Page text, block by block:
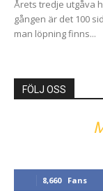
Årets tredje utgåva
gången är det 100
man löpning finns...
FÖLJ OSS
8,660 Fans